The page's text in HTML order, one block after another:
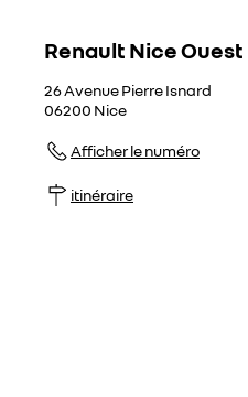
Renault Nice Ouest
26 Avenue Pierre Isnard
06200 Nice
Afficher le numéro
itinéraire